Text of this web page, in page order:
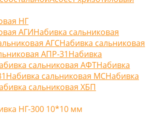
НГ
АГИНабивка сальниковая
АГСНабивка сальниковая
АПР-31Набивка
сальниковая АФТНабивка
Набивка сальниковая МСНабивка
сальниковая ХБП
НГ-300 10*10 мм